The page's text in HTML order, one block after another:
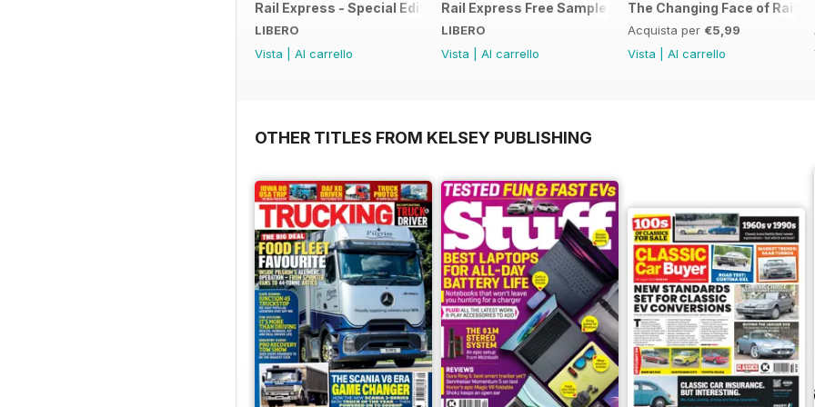
Rail Express - Special Edition - Free
LIBERO
Vista
Al carrello
Rail Express Free Sample Issue
LIBERO
Vista
Al carrello
The Changing Face of
Acquista per €5,99
Vista
Al carrello
OTHER TITLES FROM KELSEY PUBLISHING